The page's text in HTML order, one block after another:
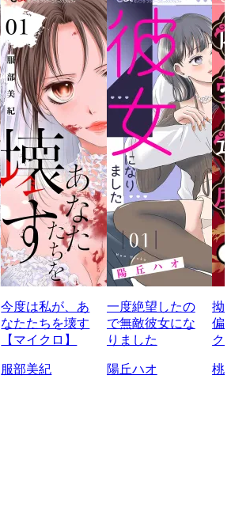
今度は私が、あ
なたたちを壊す
【マイクロ】
服部美紀
一度絶望したの
で無敵彼女にな
りました
陽丘ハオ
拗
偏
ク
桃